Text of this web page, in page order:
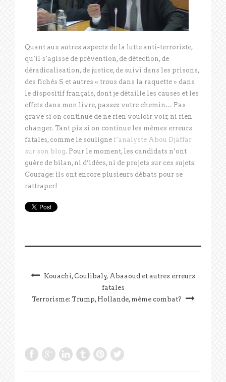
Quant aux autres aspects de la lutte anti-terroriste,
qu’il s’agisse de prévention, de détection, de
déradicalisation, de justice, de suivi dans les prisons,
des fichés S et autres « trous dans la raquette » dans
le dispositif français, dont je détaille les causes et les
effets dans mon livre, passez votre chemin… Pas
grave si on continue de ne rien vouloir voir, ni rien
changer. Tant pis si on continue les mêmes erreurs
fatales, comme le souligne l’analyste Abou Djaffar
sur son blog. Pour le moment, les candidats n’ont
guère de bilan, ni d’idées, ni de projets sur ces sujets.
Courage: ils ont encore plusieurs débats pour se
rattraper!
Kouachi, Coulibaly, Abaaoud et autres erreurs
fatales
Terrorisme: Trump, Hollande, même combat?